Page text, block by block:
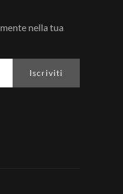
nella tua
Iscriviti